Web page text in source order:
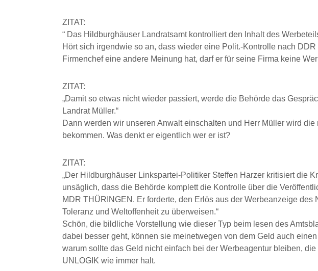
ZITAT:
“ Das Hildburghäuser Landratsamt kontrolliert den Inhalt des
Hört sich irgendwie so an, dass wieder eine Polit.-Kontrolle nach
Firmenchef eine andere Meinung hat, darf er für seine Firma keine
ZITAT:
„Damit so etwas nicht wieder passiert, werde die Behörde das
Landrat Müller.“
Dann werden wir unseren Anwalt einschalten und Herr Müller wird
bekommen. Was denkt er eigentlich wer er ist?
ZITAT:
„Der Hildburghäuser Linkspartei-Politiker Steffen Harzer kritisiert die
unsäglich, dass die Behörde komplett die Kontrolle über die
MDR THÜRINGEN. Er forderte, den Erlös aus der Werbeanzeige des
Toleranz und Weltoffenheit zu überweisen.“
Schön, die bildliche Vorstellung wie dieser Typ beim lesen des
dabei besser geht, können sie meinetwegen von dem Geld auch
warum sollte das Geld nicht einfach bei der Werbeagentur bleiben,
UNLOGIK wie immer halt.